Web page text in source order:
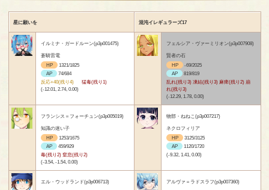
星に願いを 混沌イレギュラーズ17
イルミナ・ガードルーン(p3p001475)
蒼騎雷電
HP
1321/1825
AP
74/684
反応+40(残り4)
猛毒(残り1)
(-12.01, 2.74, 0.00)
フェルシア・ヴァーミリオン(p3p007908)
賢者の石
HP
-69/2025
AP
819/819
乱れ(残り3) 凍結(残り3) 麻痺(残り2) 崩
れ(残り3)
(-12.29, 1.78, 0.00)
フランシス＝フォーチュン(p3p005019)
知識の迷い子
HP
1253/1675
AP
459/929
毒(残り2) 窒息(残り2)
(-3.54, -1.54, 0.00)
物部・ねねこ(p3p007217)
ネクロフィリア
HP
3125/3125
AP
1120/1720
(-9.32, 1.41, 0.00)
エル・ウッドランド(p3p006713)
アルヴァ＝ラドスラフ(p3p007360)